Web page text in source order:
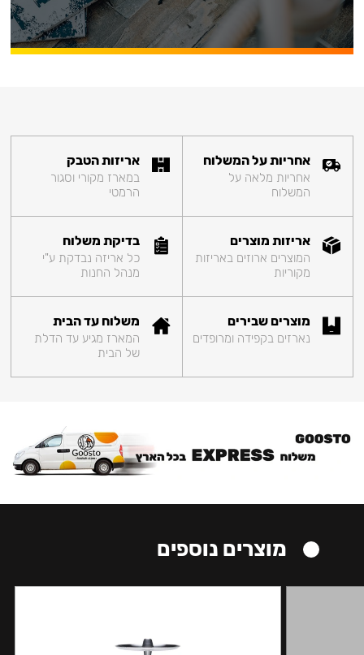
אחריות על המשלוח
אחריות מלאה על
המשלוח
אריזות הטבק
במארז מקורי וסגור
הרמטי
אריזות מוצרים
המוצרים ארוזים באריזות
מקוריות
בדיקת משלוח
כל אריזה נבדקת ע"י
מנהל החנות
מוצרים שבירים
נארזים בקפידה ומרופדים
משלוח עד הבית
המארז מגיע עד הדלת
של הבית
מוצרים נוספים